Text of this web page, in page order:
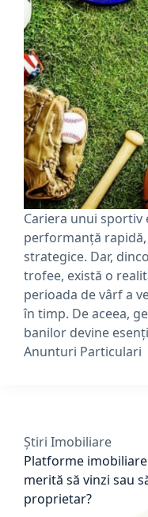
Cariera unui
performanță
strategice. Dar,
trofee, există o
perioada de vârf a
în timp. De aceea,
banilor devine
Anunturi Particulari
Știri Imobiliare
Platforme
merită să vinzi sau
proprietar?